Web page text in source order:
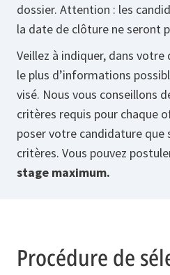
dossier. Attention : les
la date de clôture ne seront
Veillez à indiquer, dans
le plus d’informations
visé. Nous vous conseillons
critères requis pour chaque
poser votre candidature que
critères. Vous pouvez
stage maximum.
Procédure de